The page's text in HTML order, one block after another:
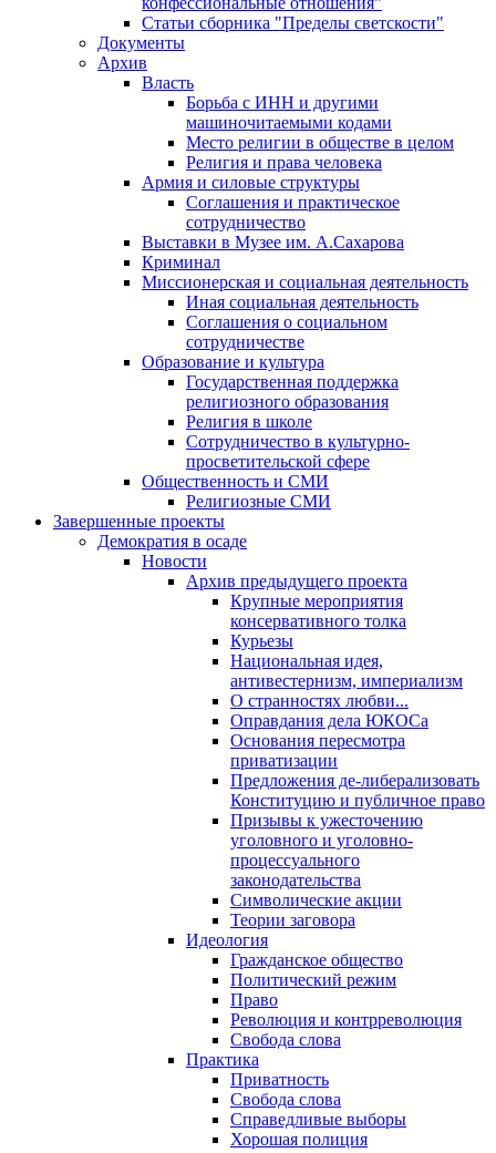
Статьи сборника "Пределы светскости"
Документы
Архив
Власть
Борьба с ИНН и другими
машиночитаемыми кодами
Место религии в обществе в целом
Религия и права человека
Армия и силовые структуры
Соглашения и практическое
сотрудничество
Выставки в Музее им. А.Сахарова
Криминал
Миссионерская и социальная деятельность
Иная социальная деятельность
Соглашения о социальном
сотрудничестве
Образование и культура
Государственная поддержка
религиозного образования
Религия в школе
Сотрудничество в культурно-
просветительской сфере
Общественность и СМИ
Религиозные СМИ
Завершенные проекты
Демократия в осаде
Новости
Архив предыдущего проекта
Крупные мероприятия
консервативного толка
Курьезы
Национальная идея,
антивестернизм, империализм
О странностях любви...
Оправдания дела ЮКОСа
Основания пересмотра
приватизации
Предложения де-либерализовать
Конституцию и публичное право
Призывы к ужесточению
уголовного и уголовно-
процессуального
законодательства
Символические акции
Теории заговора
Идеология
Гражданское общество
Политический режим
Право
Революция и контрреволюция
Свобода слова
Практика
Приватность
Свобода слова
Справедливые выборы
Хорошая полиция